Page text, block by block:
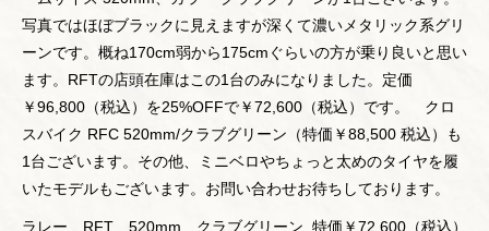
写真ではほぼブラックに見えますが深くて濃いメタリック系グリ
ーンです。概ね170cm弱から175cmぐらいの方が乗り良いと思い
ます。RFTの店頭在庫はこの1台のみになりました。定価
￥96,800（税込）を25%OFFで￥72,600（税込）です。 クロ
スバイク RFC 520mm/クラブグリーン（特価￥88,500 税込）も
1台ございます。その他、ミニベロやちょっと太めのタイヤを履
いたモデルもございます。お問い合わせお待ちしております。
ラレー RFT 520mm クラブグリーン 特価￥72,600（税込）